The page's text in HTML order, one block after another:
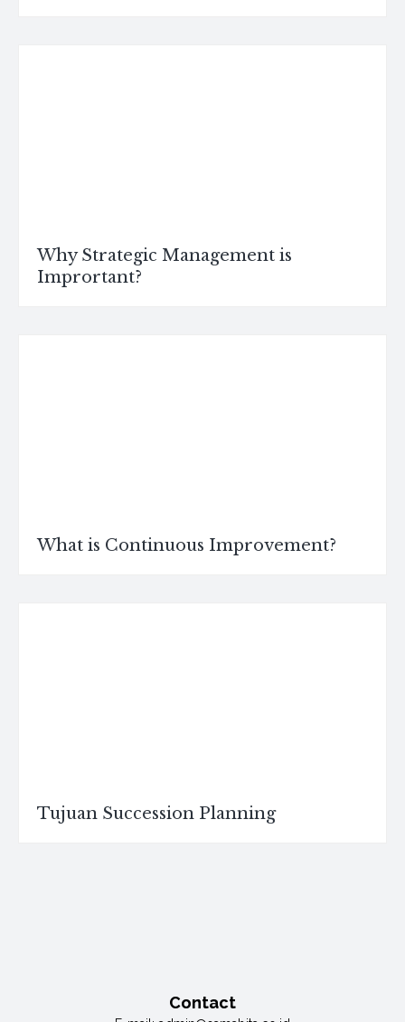
Why Strategic Management is
Imprortant?
What is Continuous Improvement?
Tujuan Succession Planning
Contact